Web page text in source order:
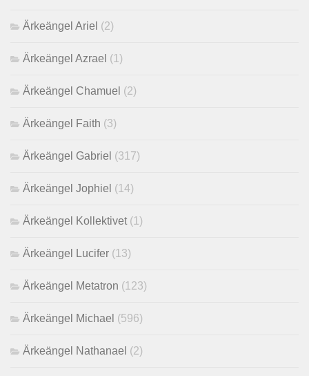
Ärkeängel Ariel (2)
Ärkeängel Azrael (1)
Ärkeängel Chamuel (2)
Ärkeängel Faith (3)
Ärkeängel Gabriel (317)
Ärkeängel Jophiel (14)
Ärkeängel Kollektivet (1)
Ärkeängel Lucifer (13)
Ärkeängel Metatron (123)
Ärkeängel Michael (596)
Ärkeängel Nathanael (2)